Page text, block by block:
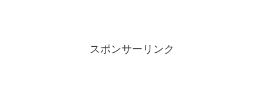
スポンサーリンク